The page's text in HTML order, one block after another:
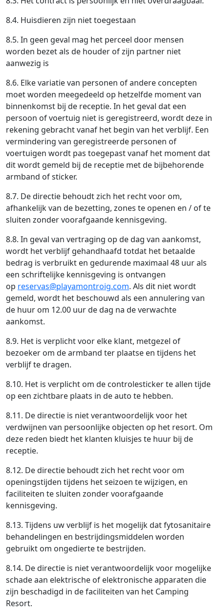
8.4. Huisdieren zijn niet toegestaan
8.5. In geen geval mag het perceel door mensen
worden bezet als de houder of zijn partner niet
aanwezig is
8.6. Elke variatie van personen of andere concepten
moet worden meegedeeld op hetzelfde moment van
binnenkomst bij de receptie. In het geval dat een
persoon of voertuig niet is geregistreerd, wordt deze in
rekening gebracht vanaf het begin van het verblijf. Een
vermindering van geregistreerde personen of
voertuigen wordt pas toegepast vanaf het moment dat
dit wordt gemeld bij de receptie met de bijbehorende
armband of sticker.
8.7. De directie behoudt zich het recht voor om,
afhankelijk van de bezetting, zones te openen en / of te
sluiten zonder voorafgaande kennisgeving.
8.8. In geval van vertraging op de dag van aankomst,
wordt het verblijf gehandhaafd totdat het betaalde
bedrag is verbruikt en gedurende maximaal 48 uur als
een schriftelijke kennisgeving is ontvangen
op reservas@playamontroig.com. Als dit niet wordt
gemeld, wordt het beschouwd als een annulering van
de huur om 12.00 uur de dag na de verwachte
aankomst.
8.9. Het is verplicht voor elke klant, metgezel of
bezoeker om de armband ter plaatse en tijdens het
verblijf te dragen.
8.10. Het is verplicht om de controlesticker te allen tijde
op een zichtbare plaats in de auto te hebben.
8.11. De directie is niet verantwoordelijk voor het
verdwijnen van persoonlijke objecten op het resort. Om
deze reden biedt het klanten kluisjes te huur bij de
receptie.
8.12. De directie behoudt zich het recht voor om
openingstijden tijdens het seizoen te wijzigen, en
faciliteiten te sluiten zonder voorafgaande
kennisgeving.
8.13. Tijdens uw verblijf is het mogelijk dat fytosanitaire
behandelingen en bestrijdingsmiddelen worden
gebruikt om ongedierte te bestrijden.
8.14. De directie is niet verantwoordelijk voor mogelijke
schade aan elektrische of elektronische apparaten die
zijn beschadigd in de faciliteiten van het Camping
Resort.